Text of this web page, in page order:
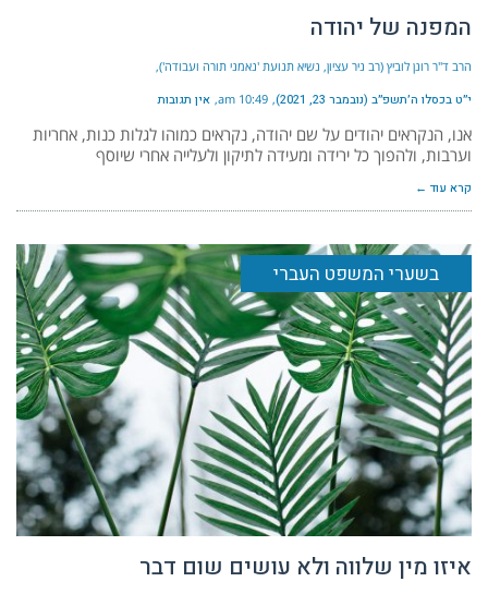
המפנה של יהודה
הרב ד"ר רונן לוביץ (רב ניר עציון, נשיא תנועת 'נאמני תורה ועבודה')
י״ט בכסלו ה׳תשפ״ב (נובמבר 23, 2021) 10:49 am אין תגובות
אנו, הנקראים יהודים על שם יהודה, נקראים כמוהו לגלות כנות, אחריות
וערבות, ולהפוך כל ירידה ומעידה לתיקון ולעלייה אחרי שיוסף
קרא עוד ←
בשערי המשפט העברי
איזו מין שלווה ולא עושים שום דבר